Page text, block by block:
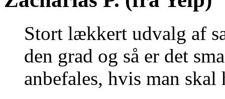
Stort lækkert udvalg af
den grad og så er det
anbefales, hvis man